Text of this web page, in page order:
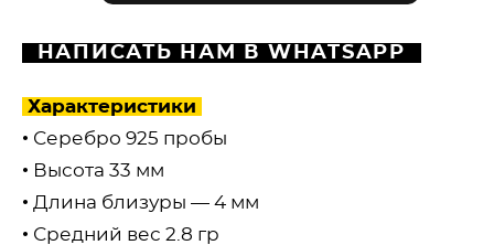
НАПИСАТЬ НАМ В WHATSAPP
Характеристики
• Серебро 925 пробы
• Высота 33 мм
• Длина близуры — 4 мм
• Средний вес 2.8 гр